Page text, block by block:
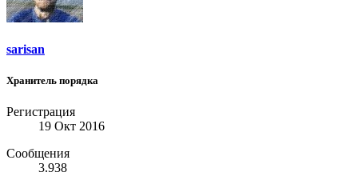
sarisan
Хранитель порядка
Регистрация
19 Окт 2016
Сообщения
3.938